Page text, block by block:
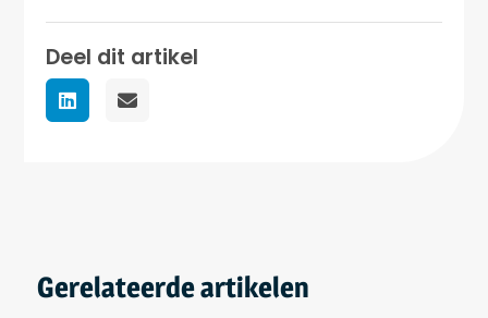
Deel dit artikel
Gerelateerde artikelen